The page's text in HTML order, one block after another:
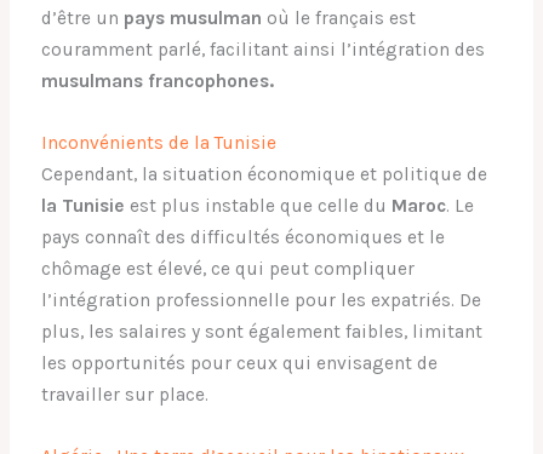
d’être un pays musulman où le français est
couramment parlé, facilitant ainsi l’intégration des
musulmans francophones.
Inconvénients de la Tunisie
Cependant, la situation économique et politique de
la Tunisie est plus instable que celle du Maroc. Le
pays connaît des difficultés économiques et le
chômage est élevé, ce qui peut compliquer
l’intégration professionnelle pour les expatriés. De
plus, les salaires y sont également faibles, limitant
les opportunités pour ceux qui envisagent de
travailler sur place.